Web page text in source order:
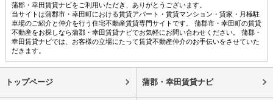
蒲郡・幸田賃貸ナビをご利用いただき、ありがとうございます。
当サイトは蒲郡市・幸田町における賃貸アパート・賃貸マンション・貸家・月極駐
車場のご紹介と仲介を行う住宅不動産賃貸専門サイトです。 蒲郡市・幸田町の賃貸
不動産をお探しなら蒲郡・幸田賃貸ナビでお気軽にお問い合わせください。 蒲郡・
幸田賃貸ナビでは、お客様の立場にたって賃貸不動産仲介のお手伝いをさせていた
だきます。
トップページ 蒲郡・幸田賃貸ナビ